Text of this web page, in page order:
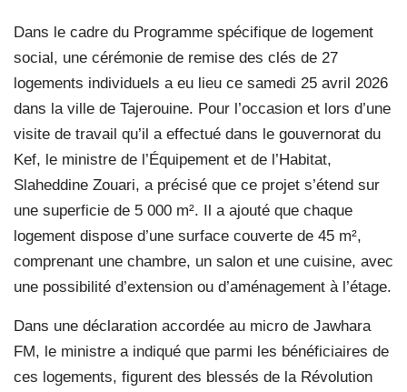
Dans le cadre du Programme spécifique de logement
social, une cérémonie de remise des clés de 27
logements individuels a eu lieu ce samedi 25 avril 2026
dans la ville de Tajerouine. Pour l’occasion et lors d’une
visite de travail qu’il a effectué dans le gouvernorat du
Kef, le ministre de l’Équipement et de l’Habitat,
Slaheddine Zouari, a précisé que ce projet s’étend sur
une superficie de 5 000 m². Il a ajouté que chaque
logement dispose d’une surface couverte de 45 m²,
comprenant une chambre, un salon et une cuisine, avec
une possibilité d’extension ou d’aménagement à l’étage.
Dans une déclaration accordée au micro de Jawhara
FM, le ministre a indiqué que parmi les bénéficiaires de
ces logements, figurent des blessés de la Révolution